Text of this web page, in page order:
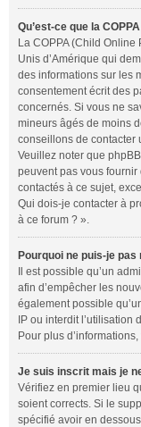
Qu’est-ce que la
La COPPA (Child
Unis d’Amérique qui
des informations sur les
consentement écrit des
concernés. Si vous ne
mineurs âgés de moins
conseillons de contacter
Veuillez noter que
peuvent pas vous fournir
contactés à ce sujet,
Qui dois-je contacter à
à ce forum ? ».
Pourquoi ne puis-je pas
Il est possible qu’un
afin d’empêcher les
également possible
IP ou interdit
Pour plus
Je suis inscrit mais je
Vérifiez en premier lieu
soient corrects. Si le
spécifié avoir en